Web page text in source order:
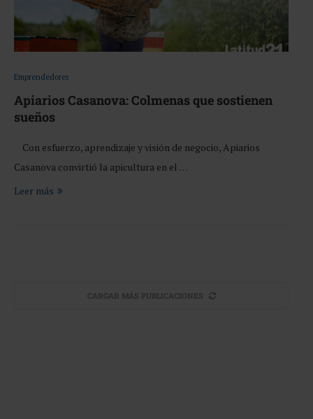
Emprendedores
Apiarios Casanova: Colmenas que sostienen
sueños
Con esfuerzo, aprendizaje y visión de negocio, Apiarios
Casanova convirtió la apicultura en el …
Leer más
CARGAR MÁS PUBLICACIONES